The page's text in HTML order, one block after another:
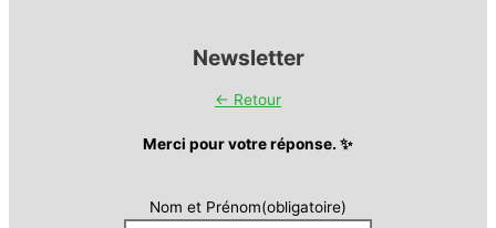
Newsletter
← Retour
Merci pour votre réponse. ✨
Nom et Prénom(obligatoire)